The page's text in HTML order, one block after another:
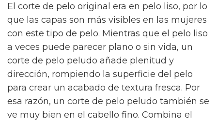
El corte de pelo original era en pelo liso, por lo
que las capas son más visibles en las mujeres
con este tipo de pelo. Mientras que el pelo liso
a veces puede parecer plano o sin vida, un
corte de pelo peludo añade plenitud y
dirección, rompiendo la superficie del pelo
para crear un acabado de textura fresca. Por
esa razón, un corte de pelo peludo también se
ve muy bien en el cabello fino. Combina el